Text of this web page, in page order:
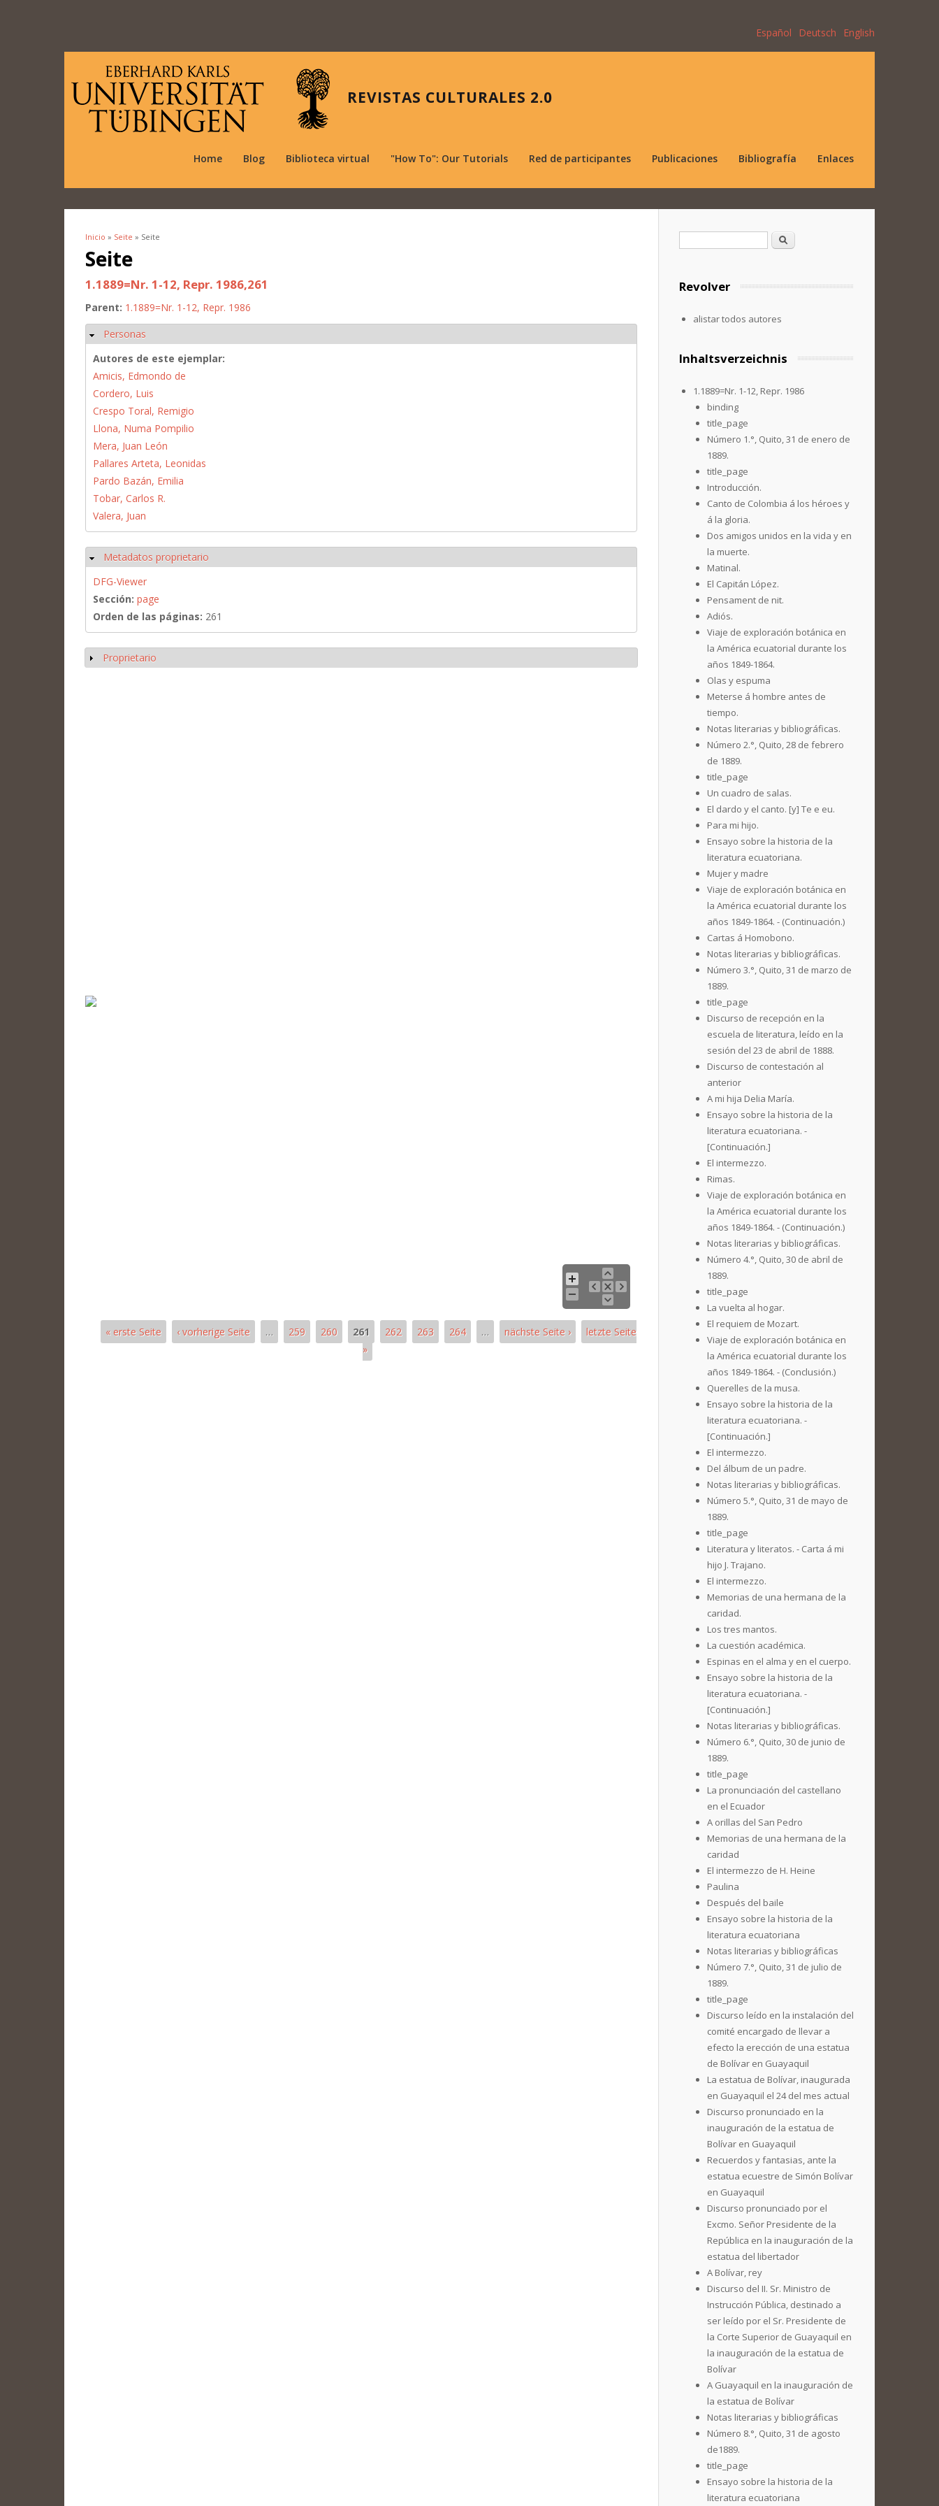
Español Deutsch English
REVISTAS CULTURALES 2.0
Home Blog Biblioteca virtual "How To": Our Tutorials Red de participantes Publicaciones Bibliografía Enlaces
Se encuentra usted aquí
Inicio » Seite » Seite
Seite
1.1889=Nr. 1-12, Repr. 1986,261
Parent: 1.1889=Nr. 1-12, Repr. 1986
Ocultar
Personas
Autores de este ejemplar:
Amicis, Edmondo de
Cordero, Luis
Crespo Toral, Remigio
Llona, Numa Pompilio
Mera, Juan León
Pallares Arteta, Leonidas
Pardo Bazán, Emilia
Tobar, Carlos R.
Valera, Juan
Ocultar
Metadatos proprietario
DFG-Viewer
Sección: page
Orden de las páginas: 261
Mostrar
Proprietario
« erste Seite ‹ vorherige Seite … 259 260 261 262 263 264 … nächste Seite ›
letzte Seite
»
Formulario de búsqueda
Buscar
Revolver
alistar todos autores
Inhaltsverzeichnis
1.1889=Nr. 1-12, Repr. 1986
binding
title_page
Número 1.°, Quito, 31 de enero de
1889.
title_page
Introducción.
Canto de Colombia á los héroes y
á la gloria.
Dos amigos unidos en la vida y en
la muerte.
Matinal.
El Capitán López.
Pensament de nit.
Adiós.
Viaje de exploración botánica en
la América ecuatorial durante los
años 1849-1864.
Olas y espuma
Meterse á hombre antes de
tiempo.
Notas literarias y bibliográficas.
Número 2.°, Quito, 28 de febrero
de 1889.
title_page
Un cuadro de salas.
El dardo y el canto. [y] Te e eu.
Para mi hijo.
Ensayo sobre la historia de la
literatura ecuatoriana.
Mujer y madre
Viaje de exploración botánica en
la América ecuatorial durante los
años 1849-1864. - (Continuación.)
Cartas á Homobono.
Notas literarias y bibliográficas.
Número 3.°, Quito, 31 de marzo de
1889.
title_page
Discurso de recepción en la
escuela de literatura, leído en la
sesión del 23 de abril de 1888.
Discurso de contestación al
anterior
A mi hija Delia María.
Ensayo sobre la historia de la
literatura ecuatoriana. -
[Continuación.]
El intermezzo.
Rimas.
Viaje de exploración botánica en
la América ecuatorial durante los
años 1849-1864. - (Continuación.)
Notas literarias y bibliográficas.
Número 4.°, Quito, 30 de abril de
1889.
title_page
La vuelta al hogar.
El requiem de Mozart.
Viaje de exploración botánica en
la América ecuatorial durante los
años 1849-1864. - (Conclusión.)
Querelles de la musa.
Ensayo sobre la historia de la
literatura ecuatoriana. -
[Continuación.]
El intermezzo.
Del álbum de un padre.
Notas literarias y bibliográficas.
Número 5.°, Quito, 31 de mayo de
1889.
title_page
Literatura y literatos. - Carta á mi
hijo J. Trajano.
El intermezzo.
Memorias de una hermana de la
caridad.
Los tres mantos.
La cuestión académica.
Espinas en el alma y en el cuerpo.
Ensayo sobre la historia de la
literatura ecuatoriana. -
[Continuación.]
Notas literarias y bibliográficas.
Número 6.°, Quito, 30 de junio de
1889.
title_page
La pronunciación del castellano
en el Ecuador
A orillas del San Pedro
Memorias de una hermana de la
caridad
El intermezzo de H. Heine
Paulina
Después del baile
Ensayo sobre la historia de la
literatura ecuatoriana
Notas literarias y bibliográficas
Número 7.°, Quito, 31 de julio de
1889.
title_page
Discurso leído en la instalación del
comité encargado de llevar a
efecto la erección de una estatua
de Bolívar en Guayaquil
La estatua de Bolívar, inaugurada
en Guayaquil el 24 del mes actual
Discurso pronunciado en la
inauguración de la estatua de
Bolívar en Guayaquil
Recuerdos y fantasias, ante la
estatua ecuestre de Simón Bolívar
en Guayaquil
Discurso pronunciado por el
Excmo. Señor Presidente de la
República en la inauguración de la
estatua del libertador
A Bolívar, rey
Discurso del II. Sr. Ministro de
Instrucción Pública, destinado a
ser leído por el Sr. Presidente de
la Corte Superior de Guayaquil en
la inauguración de la estatua de
Bolívar
A Guayaquil en la inauguración de
la estatua de Bolívar
Notas literarias y bibliográficas
Número 8.°, Quito, 31 de agosto
de1889.
title_page
Ensayo sobre la historia de la
literatura ecuatoriana